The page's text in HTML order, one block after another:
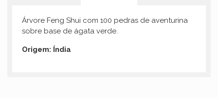
Árvore Feng Shui com 100 pedras de aventurina
sobre base de ágata verde.
Origem: Índia